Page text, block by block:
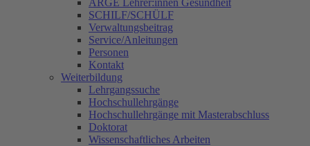
ARGE Lehrer:innen Gesundheit
SCHILF/SCHÜLF
Verwaltungsbeitrag
Service/Anleitungen
Personen
Kontakt
Weiterbildung
Lehrgangssuche
Hochschullehrgänge
Hochschullehrgänge mit Masterabschluss
Doktorat
Wissenschaftliches Arbeiten